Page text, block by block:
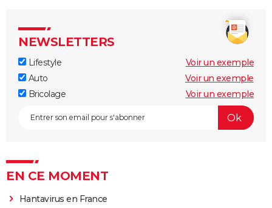
NEWSLETTERS
Lifestyle
Voir un exemple
Auto
Voir un exemple
Bricolage
Voir un exemple
EN CE MOMENT
Hantavirus en France